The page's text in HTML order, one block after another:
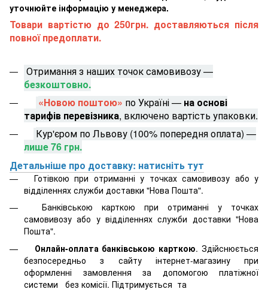
уточнюйте інформацію у менеджера.
Товари вартістю до 250грн. доставляються після
повної предоплати.
Отримання з наших точок самовивозу —
безкоштовно.
«Новою поштою» по Україні — на основі
тарифів перевізника, включено вартість упаковки.
Кур'єром по Львову (100% попередня оплата) —
лише 76 грн.
Детальніше про доставку: натисніть тут
Готівкою при отриманні у точках самовивозу або у
відділеннях служби доставки "Нова Пошта".
Банківською карткою при отриманні у точках
самовивозу або у відділеннях служби доставки "Нова
Пошта".
Онлайн-оплата банківською карткою. Здійснюється
безпосередньо з сайту інтернет-магазину при
оформленні замовлення за допомогою платіжної
системи
без комісії. Підтримується та